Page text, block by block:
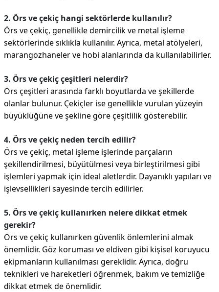
2. Örs ve çekiç hangi sektörlerde kullanılır?
Örs ve çekiç, genellikle demircilik ve metal işleme
sektörlerinde sıklıkla kullanılır. Ayrıca, metal atölyeleri,
marangozhaneler ve hobi alanlarında da kullanılabilirler.
3. Örs ve çekiç çeşitleri nelerdir?
Örs çeşitleri arasında farklı boyutlarda ve şekillerde
olanlar bulunur. Çekiçler ise genellikle vurulan yüzeyin
büyüklüğüne ve şekline göre çeşitlilik gösterebilir.
4. Örs ve çekiç neden tercih edilir?
Örs ve çekiç, metal işleme işlerinde parçaların
şekillendirilmesi, büyütülmesi veya birleştirilmesi gibi
işlemleri yapmak için ideal aletlerdir. Dayanıklı yapıları ve
işlevsellikleri sayesinde tercih edilirler.
5. Örs ve çekiç kullanırken nelere dikkat etmek
gerekir?
Örs ve çekiç kullanırken güvenlik önlemlerini almak
önemlidir. Göz koruması ve eldiven gibi kişisel koruyucu
ekipmanların kullanılması gereklidir. Ayrıca, doğru
teknikleri ve hareketleri öğrenmek, bakım ve temizliğe
dikkat etmek de önemlidir.